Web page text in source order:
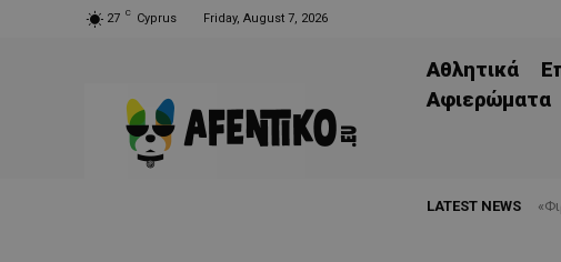
27 C Cyprus Friday, August 7, 2026
Αθλητικά
Aφιερώματα
LATEST NEWS